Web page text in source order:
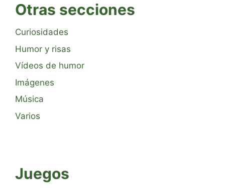
Otras secciones
Curiosidades
Humor y risas
Vídeos de humor
Imágenes
Música
Varios
Juegos